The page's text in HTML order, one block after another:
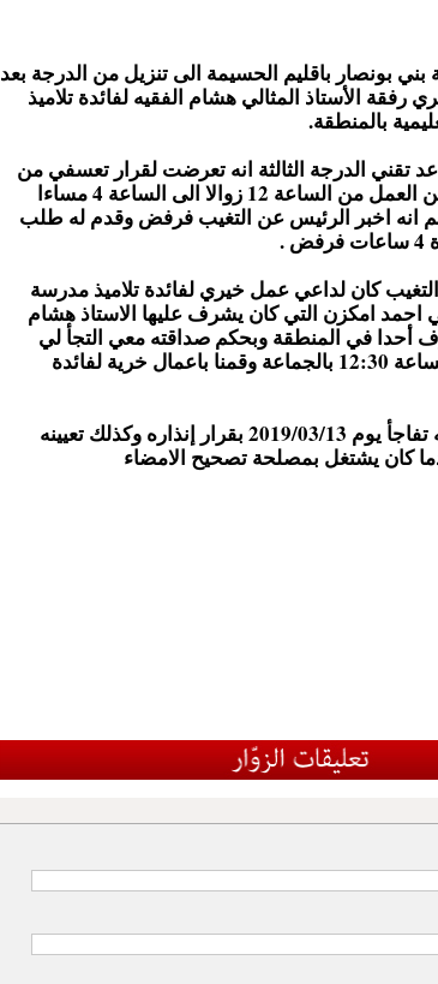
بونصار باقليم الحسيمة الى تنزيل من الدرجة بعد
الأستاذ المثالي هشام الفقيه لفائدة تلاميذ
بالمنطقة.
تقني الدرجة الثالثة انه تعرضت لقرار تعسفي من
الرئيس نتيجة تغيبيه عن العمل من الساعة 12 زوالا الى الساعة 4 مساءا
2019/03/11 رغم انه اخبر الرئيس عن التغيب فرفض وقدم له طلب
.
كان لداعي عمل خيري لفائدة تلاميذ مدرسة
امكزن التي كان يشرف عليها الاستاذ هشام
أحدا في المنطقة وبحكم صداقته معي التجأ لي
حيث استقبلته على الساعة 12:30 بالجماعة وقمنا باعمال خرية لفائدة
وزاد الموظف قائلا انه تفاجأ يوم 2019/03/13 بقرار إنذاره وكذلك تعيينه
كان يشتغل بمصلحة تصحيح الامضاء